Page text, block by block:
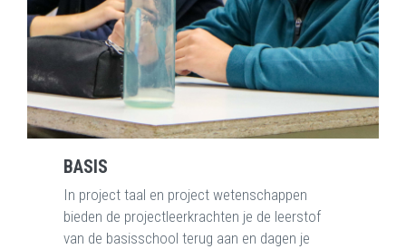
BASIS
In project taal en project wetenschappen
bieden de projectleerkrachten je de leerstof
van de basisschool terug aan en dagen je